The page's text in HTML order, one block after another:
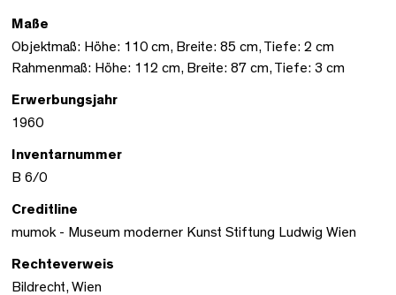
Maße
Objektmaß: Höhe: 110 cm, Breite: 85 cm, Tiefe: 2 cm
Rahmenmaß: Höhe: 112 cm, Breite: 87 cm, Tiefe: 3 cm
Erwerbungsjahr
1960
Inventarnummer
B 6/0
Creditline
mumok - Museum moderner Kunst Stiftung Ludwig Wien
Rechteverweis
Bildrecht, Wien